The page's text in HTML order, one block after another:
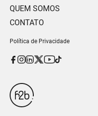
QUEM SOMOS
CONTATO
Política de Privacidade